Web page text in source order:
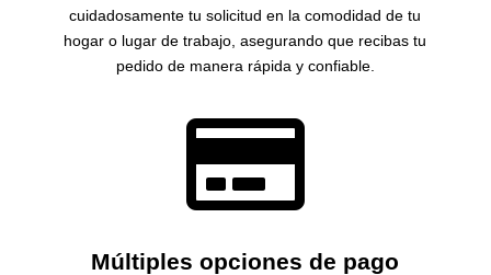
cuidadosamente tu solicitud en la comodidad de tu
hogar o lugar de trabajo, asegurando que recibas tu
pedido de manera rápida y confiable.

Múltiples opciones de pago